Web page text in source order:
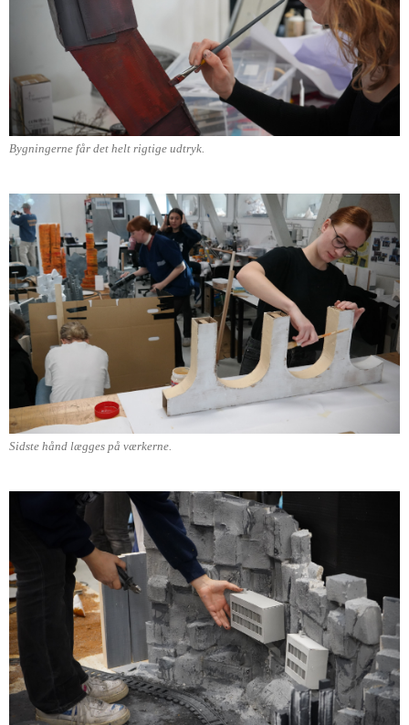
Bygningerne får det helt rigtige udtryk.
Sidste hånd lægges på værkerne.